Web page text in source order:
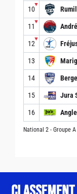
10
▼
11
▼
12
▼
13
14
15 Jura
16
National 2 - Groupe